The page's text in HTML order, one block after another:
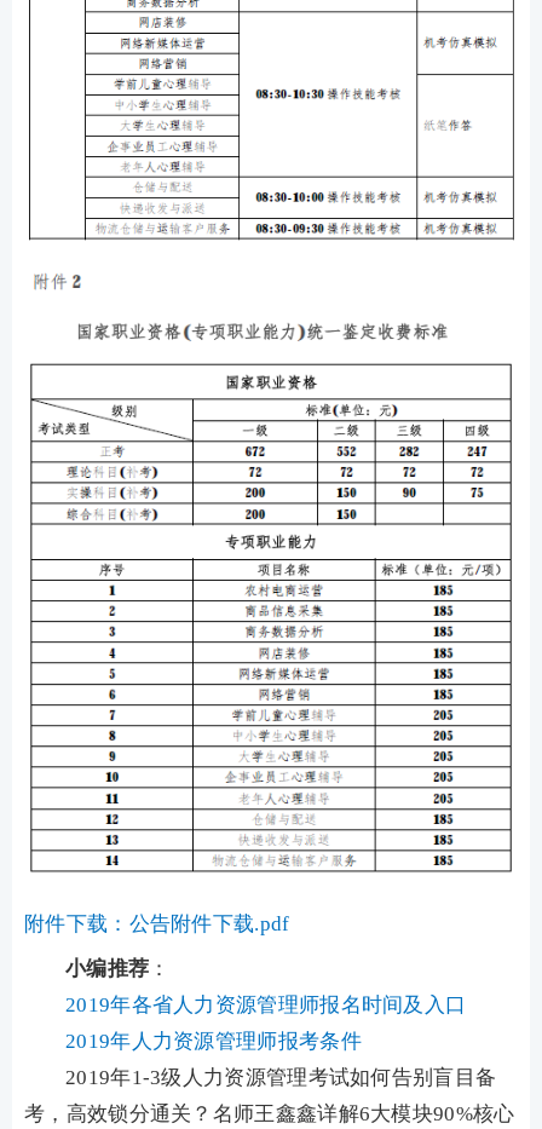
附件下载：公告附件下载.pdf
小编推荐 ：
2019年各省人力资源管理师报名时间及入口
2019年人力资源管理师报考条件
2019年1-3级人力资源管理考试如何告别盲目备
考，高效锁分通关？名师王鑫鑫详解6大模块90%核心